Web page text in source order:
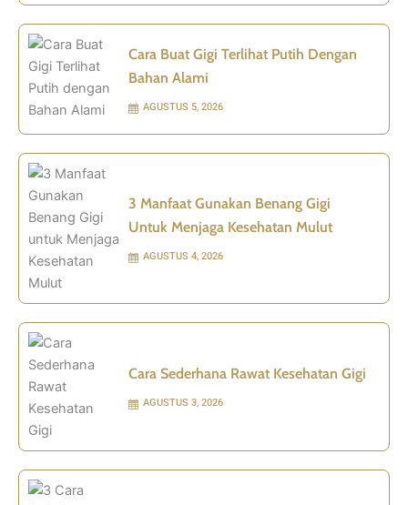
Cara Buat Gigi Terlihat Putih Dengan
Bahan Alami
AGUSTUS 5, 2026
3 Manfaat Gunakan Benang Gigi
Untuk Menjaga Kesehatan Mulut
AGUSTUS 4, 2026
Cara Sederhana Rawat Kesehatan Gigi
AGUSTUS 3, 2026